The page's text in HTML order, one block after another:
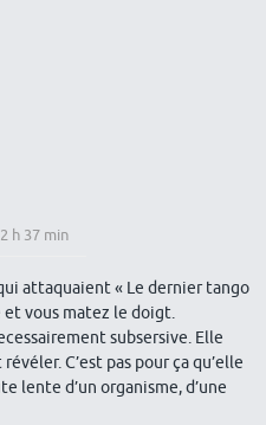
h 37 min
attaquaient « Le dernier tango
vous matez le doigt.
subsersive. Elle
C’est pas pour ça qu’elle
lente d’un organisme, d’une